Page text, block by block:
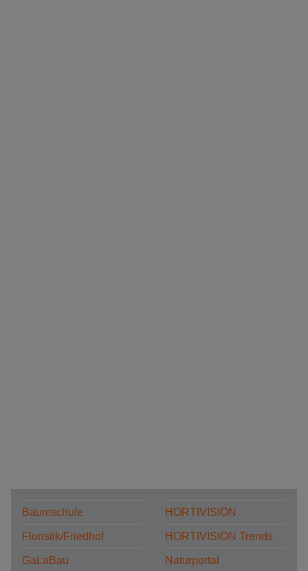
Baumschule
Floristik/Friedhof
GaLaBau
HORTIVISION
HORTIVISION Trends
Naturportal